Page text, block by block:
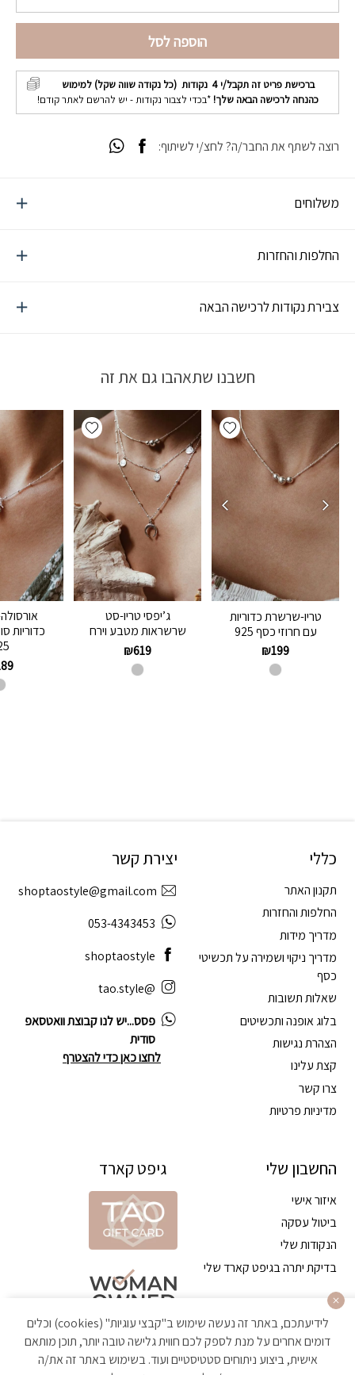
הוספה לסל
ברכישת פריט זה תקבל/י4 נקודות (כל נקודה שווה שקל) למימוש
כהנחה לרכישה הבאה שלך! *בכדי לצבור נקודות - יש להרשם לאתר קודם!
משלוחים
החלפות והחזרות
צבירת נקודות לרכישה הבאה
רוצה לשתף את החבר/ה? לחצ/י לשיתוף:
חשבנו שתאהבו גם את זה
Add wishlist
טריו-שרשרת כדוריות
עם חרוזי כסף 925
₪199
Add wishlist
ג’יפסי טריו-סט
שרשראות מטבע וירח
₪619
כדוריות
כללי
תקנון האתר
החלפות והחזרות
מדריך מידות
מדריך ניקוי ושמירה על תכשיטי
כסף
שאלות תשובות
בלוג אופנה ותכשיטים
הצהרת נגישות
קצת עלינו
צרו קשר
מדיניות פרטיות
החשבון שלי
איזור אישי
ביטול עסקה
הנקודות שלי
בדיקת יתרה בגיפט קארד שלי
יצירת קשר
shoptaostyle@gmail.com
053-4343453
shoptaostyle
@tao.style
פסס...יש לנו קבוצת וואטסאפ
סודית
לחצו כאן כדי להצטרף
גיפט קארד
לידיעתכם, באתר זה נעשה שימוש ב"קבצי עוגיות" (cookies) וכלים
דומים אחרים על מנת לספק לכם חווית גלישה טובה יותר, תוכן מותאם
אישית, ביצוע ניתוחים סטטיסטיים ועוד. בשימוש באתר זה את/ה